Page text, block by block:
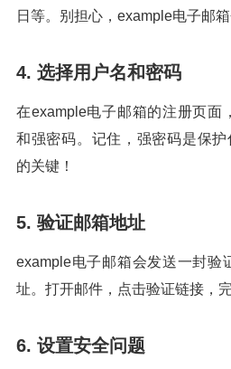
日等。别担心，example电子邮
4. 选择用户名和密码
在example电子邮箱的注册页面
和强密码。记住，强密码是保
的关键！
5. 验证邮箱地址
example电子邮箱会发送一封验
址。打开邮件，点击验证链接，
6. 设置安全问题